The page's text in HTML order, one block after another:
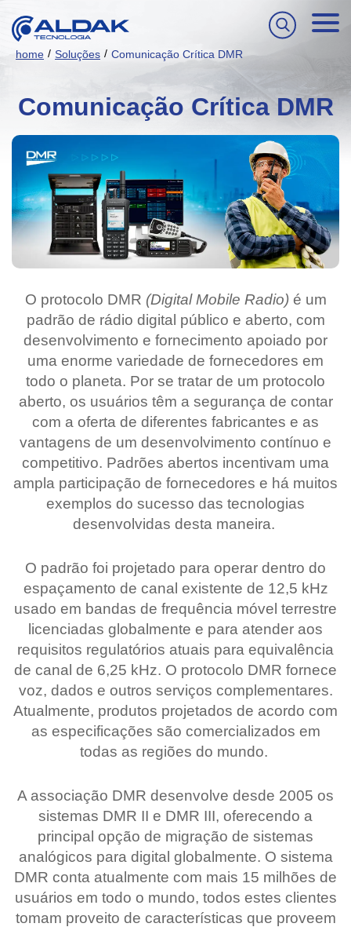
home / Soluções / Comunicação Crítica DMR
Comunicação Crítica DMR
O protocolo DMR (Digital Mobile Radio)é um
padrão de rádio digital público e aberto, com
desenvolvimento e fornecimento apoiado por
uma enorme variedade de fornecedores em
todo o planeta. Por se tratar de um protocolo
aberto, os usuários têm a segurança de contar
com a oferta de diferentes fabricantes e as
vantagens de um desenvolvimento contínuo e
competitivo. Padrões abertos incentivam uma
ampla participação de fornecedores e há muitos
exemplos do sucesso das tecnologias
desenvolvidas desta maneira.
O padrão foi projetado para operar dentro do
espaçamento de canal existente de 12,5 kHz
usado em bandas de frequência móvel terrestre
licenciadas globalmente e para atender aos
requisitos regulatórios atuais para equivalência
de canal de 6,25 kHz. O protocolo DMR fornece
voz, dados e outros serviços complementares.
Atualmente, produtos projetados de acordo com
as especificações são comercializados em
todas as regiões do mundo.
A associação DMR desenvolve desde 2005 os
sistemas DMR II e DMR III, oferecendo a
principal opção de migração de sistemas
analógicos para digital globalmente. O sistema
DMR conta atualmente com mais 15 milhões de
usuários em todo o mundo, todos estes clientes
tomam proveito de características que proveem